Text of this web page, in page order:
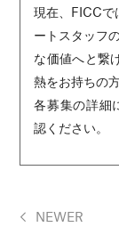
現在、FICCで
ートスタッフ
な価値へと繋
熱をお持ちの
各募集の詳細
認ください。
NEWER